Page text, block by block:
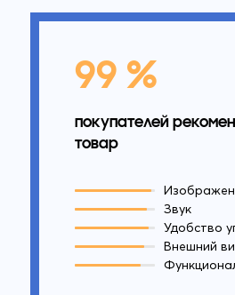
99 %
покупателей
товар
Звук
Удобство
Внешний